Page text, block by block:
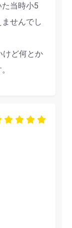
当時小5
せんでし
けど何とか